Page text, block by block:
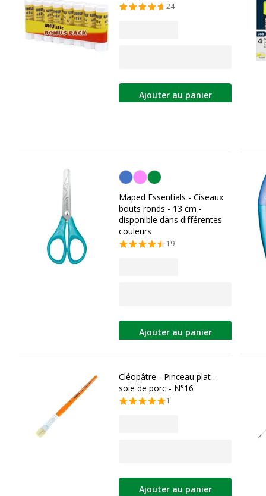
24
Ajouter au panier
Personnalisation de la couleur
Maped Essentials - Ciseaux
bouts ronds - 13 cm -
disponible dans différentes
couleurs
19
Ajouter au panier
Cléopâtre - Pinceau plat -
soie de porc - N°16
1
Ajouter au panier